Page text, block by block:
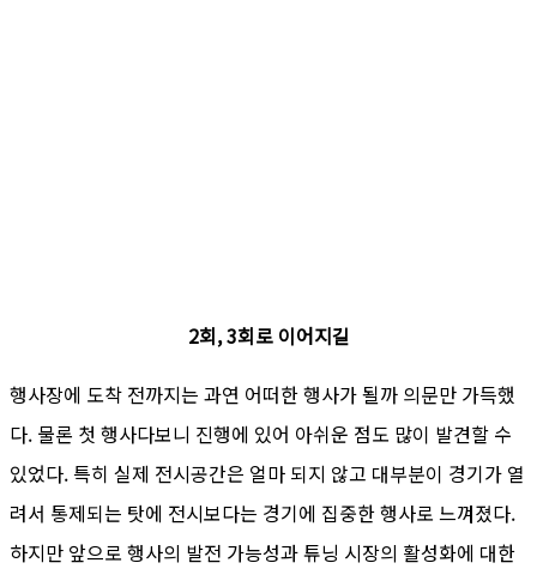
2회, 3회로 이어지길
행사장에 도착 전까지는 과연 어떠한 행사가 될까 의문만 가득했
다. 물론 첫 행사다보니 진행에 있어 아쉬운 점도 많이 발견할 수
있었다. 특히 실제 전시공간은 얼마 되지 않고 대부분이 경기가 열
려서 통제되는 탓에 전시보다는 경기에 집중한 행사로 느껴졌다.
하지만 앞으로 행사의 발전 가능성과 튜닝 시장의 활성화에 대한